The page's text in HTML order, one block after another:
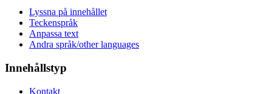
Lyssna på innehållet
Teckenspråk
Anpassa text
Andra språk/other languages
Innehållstyp
Kontakt